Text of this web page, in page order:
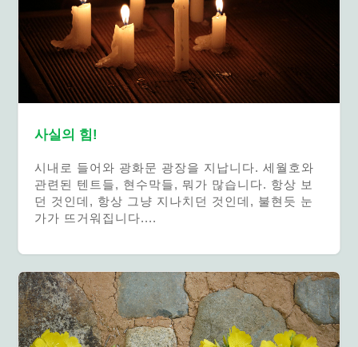
사실의 힘!
시내로 들어와 광화문 광장을 지납니다. 세월호와
관련된 텐트들, 현수막들, 뭐가 많습니다. 항상 보
던 것인데, 항상 그냥 지나치던 것인데, 불현듯 눈
가가 뜨거워집니다....